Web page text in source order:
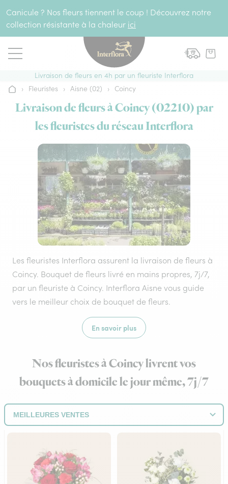
Canicule ? Nos fleurs tiennent le coup ! Découvrez notre
collection résistante à la chaleur ici
Livraison de fleurs en 4h par un fleuriste Interflora
Accueil
› Fleuristes › Aisne (02) › Coincy
Livraison de fleurs à Coincy (02210) par
les fleuristes du réseau Interflora
Les fleuristes Interflora assurent la livraison de fleurs à
Coincy. Bouquet de fleurs livré en mains propres, 7j/7,
par un fleuriste à Coincy. Interflora Aisne vous guide
vers le meilleur choix de bouquet de fleurs.
En savoir plus
Nos fleuristes à Coincy livrent vos
bouquets à domicile le jour même, 7j/7